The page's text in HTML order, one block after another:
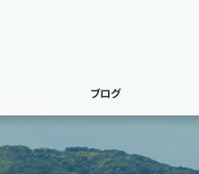
ブログ